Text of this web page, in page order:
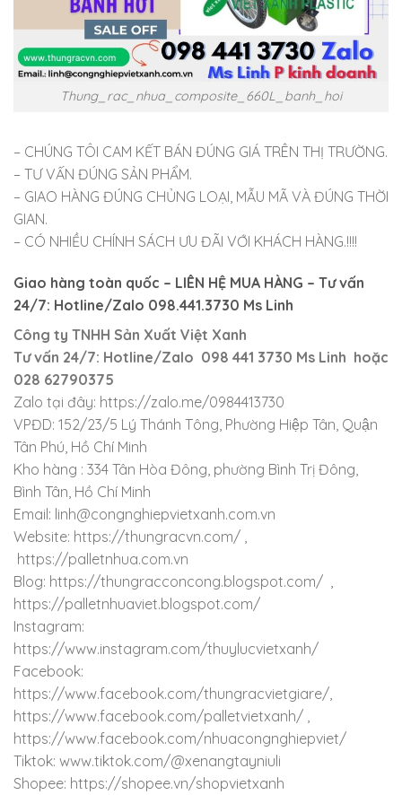
Thung_rac_nhua_composite_660L_banh_hoi
– CHÚNG TÔI CAM KẾT BÁN ĐÚNG GIÁ TRÊN THỊ TRƯỜNG.
– TƯ VẤN ĐÚNG SẢN PHẨM.
– GIAO HÀNG ĐÚNG CHỦNG LOẠI, MẪU MÃ VÀ ĐÚNG THỜI
GIAN.
– CÓ NHIỀU CHÍNH SÁCH ƯU ĐÃI VỚI KHÁCH HÀNG.!!!!
Giao hàng toàn quốc – LIÊN HỆ MUA HÀNG – Tư vấn
24/7: Hotline/Zalo 098.441.3730 Ms Linh
Công ty TNHH Sản Xuất Việt Xanh
Tư vấn 24/7: Hotline/Zalo 098 441 3730 Ms Linh hoặc
028 62790375
Zalo tại đây: https://zalo.me/0984413730
VPĐD: 152/23/5 Lý Thánh Tông, Phường Hiệp Tân, Quận
Tân Phú, Hồ Chí Minh
Kho hàng : 334 Tân Hòa Đông, phường Bình Trị Đông,
Bình Tân, Hồ Chí Minh
Email: linh@congnghiepvietxanh.com.vn
Website: https://thungracvn.com/ ,
https://palletnhua.com.vn
Blog: https://thungracconcong.blogspot.com/ ,
https://palletnhuaviet.blogspot.com/
Instagram:
https://www.instagram.com/thuylucvietxanh/
Facebook:
https://www.facebook.com/thungracvietgiare/,
https://www.facebook.com/palletvietxanh/ ,
https://www.facebook.com/nhuacongnghiepviet/
Tiktok: www.tiktok.com/@xenangtayniuli
Shopee: https://shopee.vn/shopvietxanh